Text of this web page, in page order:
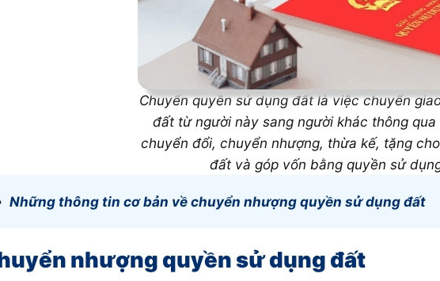
Chuyển quyền sử dụng đất là việc chuyển
đất từ người này sang người khác thông
chuyển đổi, chuyển nhượng, thừa kế, tặng
đất và góp vốn bằng quyền sử
Những thông tin cơ bản về chuyển nhượng quyền sử dụng đất
nhượng quyền sử dụng đất